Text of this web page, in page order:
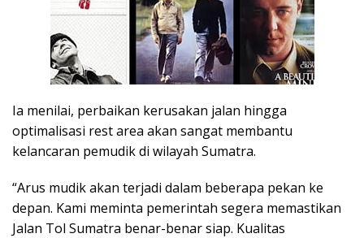
Ia menilai, perbaikan kerusakan jalan hingga
optimalisasi rest area akan sangat membantu
kelancaran pemudik di wilayah Sumatra.
“Arus mudik akan terjadi dalam beberapa pekan ke
depan. Kami meminta pemerintah segera memastikan
Jalan Tol Sumatra benar-benar siap. Kualitas